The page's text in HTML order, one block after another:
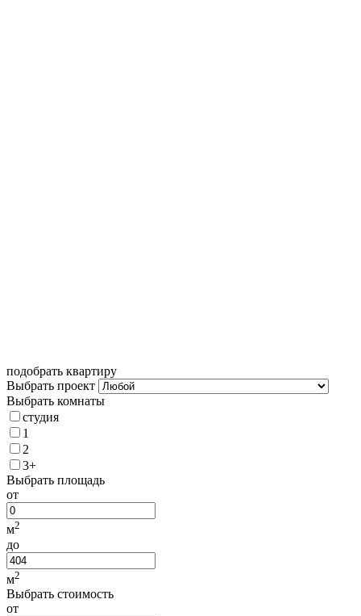
подобрать квартиру
Выбрать проект
Выбрать комнаты
студия
1
2
3+
Выбрать площадь
от
м2
до
м2
Выбрать стоимость
от